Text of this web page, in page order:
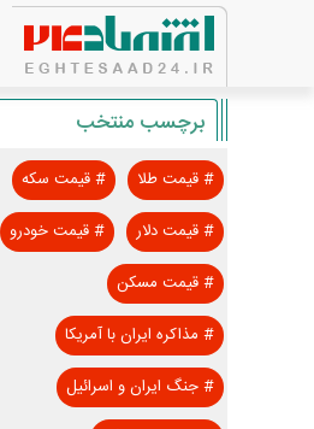
برچسب منتخب
#قیمت طلا #قیمت سکه
#قیمت دلار #قیمت خودرو
#قیمت مسکن
# مذاکره ایران با آمریکا
#جنگ ایران و اسرائیل